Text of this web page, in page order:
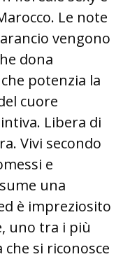
Le note
vengono
dona
potenzia la
cuore
Libera di
Vivi secondo
e
una
è impreziosito
uno tra i più
si riconosce